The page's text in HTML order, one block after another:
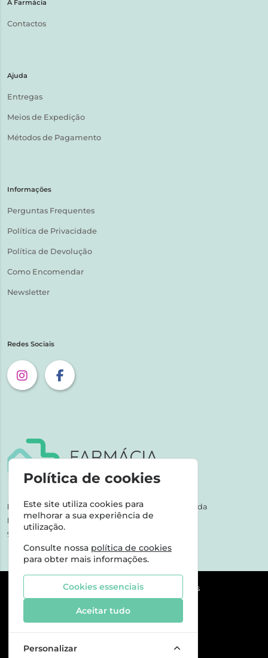
A Farmácia
Contactos
Ajuda
Entregas
Meios de Expedição
Métodos de Pagamento
Informações
Perguntas Frequentes
Política de Privacidade
Política de Devolução
Como Encomendar
Newsletter
Redes Sociais
NIPC:507 590 490 | Farmácias Tarige Unipessoal Lda
Horário de Atendimento:
9-17h dias úteis
©2026 Todos os direitos reservados
Política de cookies
Este site utiliza cookies para
melhorar a sua experiência de
utilização.
Consulte nossa política de cookies
para obter mais informações.
Cookies essenciais
Aceitar tudo
Personalizar